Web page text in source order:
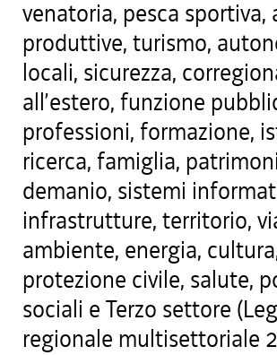
venatoria, pesca sportiva,
produttive, turismo,
locali, sicurezza,
all’estero, funzione
professioni, formazione,
ricerca, famiglia,
demanio, sistemi
infrastrutture, territorio,
ambiente, energia,
protezione civile, salute,
sociali e Terzo settore
regionale multisettoriale